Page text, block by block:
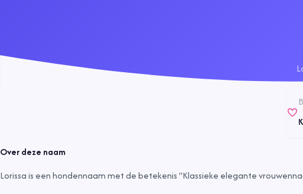
Over deze naam
Lorissa is een hondennaam met de betekenis "Klassieke elegante